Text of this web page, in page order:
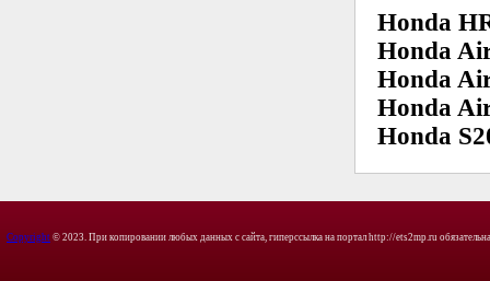
Honda
Honda
Honda
Honda
Honda
Copyright © 2023. При копировании любых данных с сайта, гиперссылка на портал http://ets2mp.ru